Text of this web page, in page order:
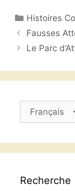
e
b
o
o
k
er
Catégories
Histoires
Fausses
Le Parc
Choisir
Recherche